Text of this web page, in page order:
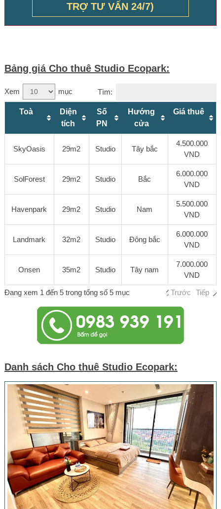
TRỢ TƯ VẤN 24/7)
Bảng giá Cho thuê Studio Ecopark:
Xem mục Tìm:
Toà
Diện
tích
Số
PN
Hướng
cửa
Giá thuê
SkyOasis 29m2 Studio Tây bắc
4.500.000
VND
SolForest 29m2 Studio Bắc
6.000.000
VND
Havenpark 29m2 Studio Nam
5.500.000
VND
Landmark 32m2 Studio Đông bắc
6.000.000
VND
Onsen 35m2 Studio Tây nam
7.000.000
VND
Đang xem 1 đến 5 trong tổng số 5 mục Trước Tiếp
Danh sách Cho thuê Studio Ecopark: